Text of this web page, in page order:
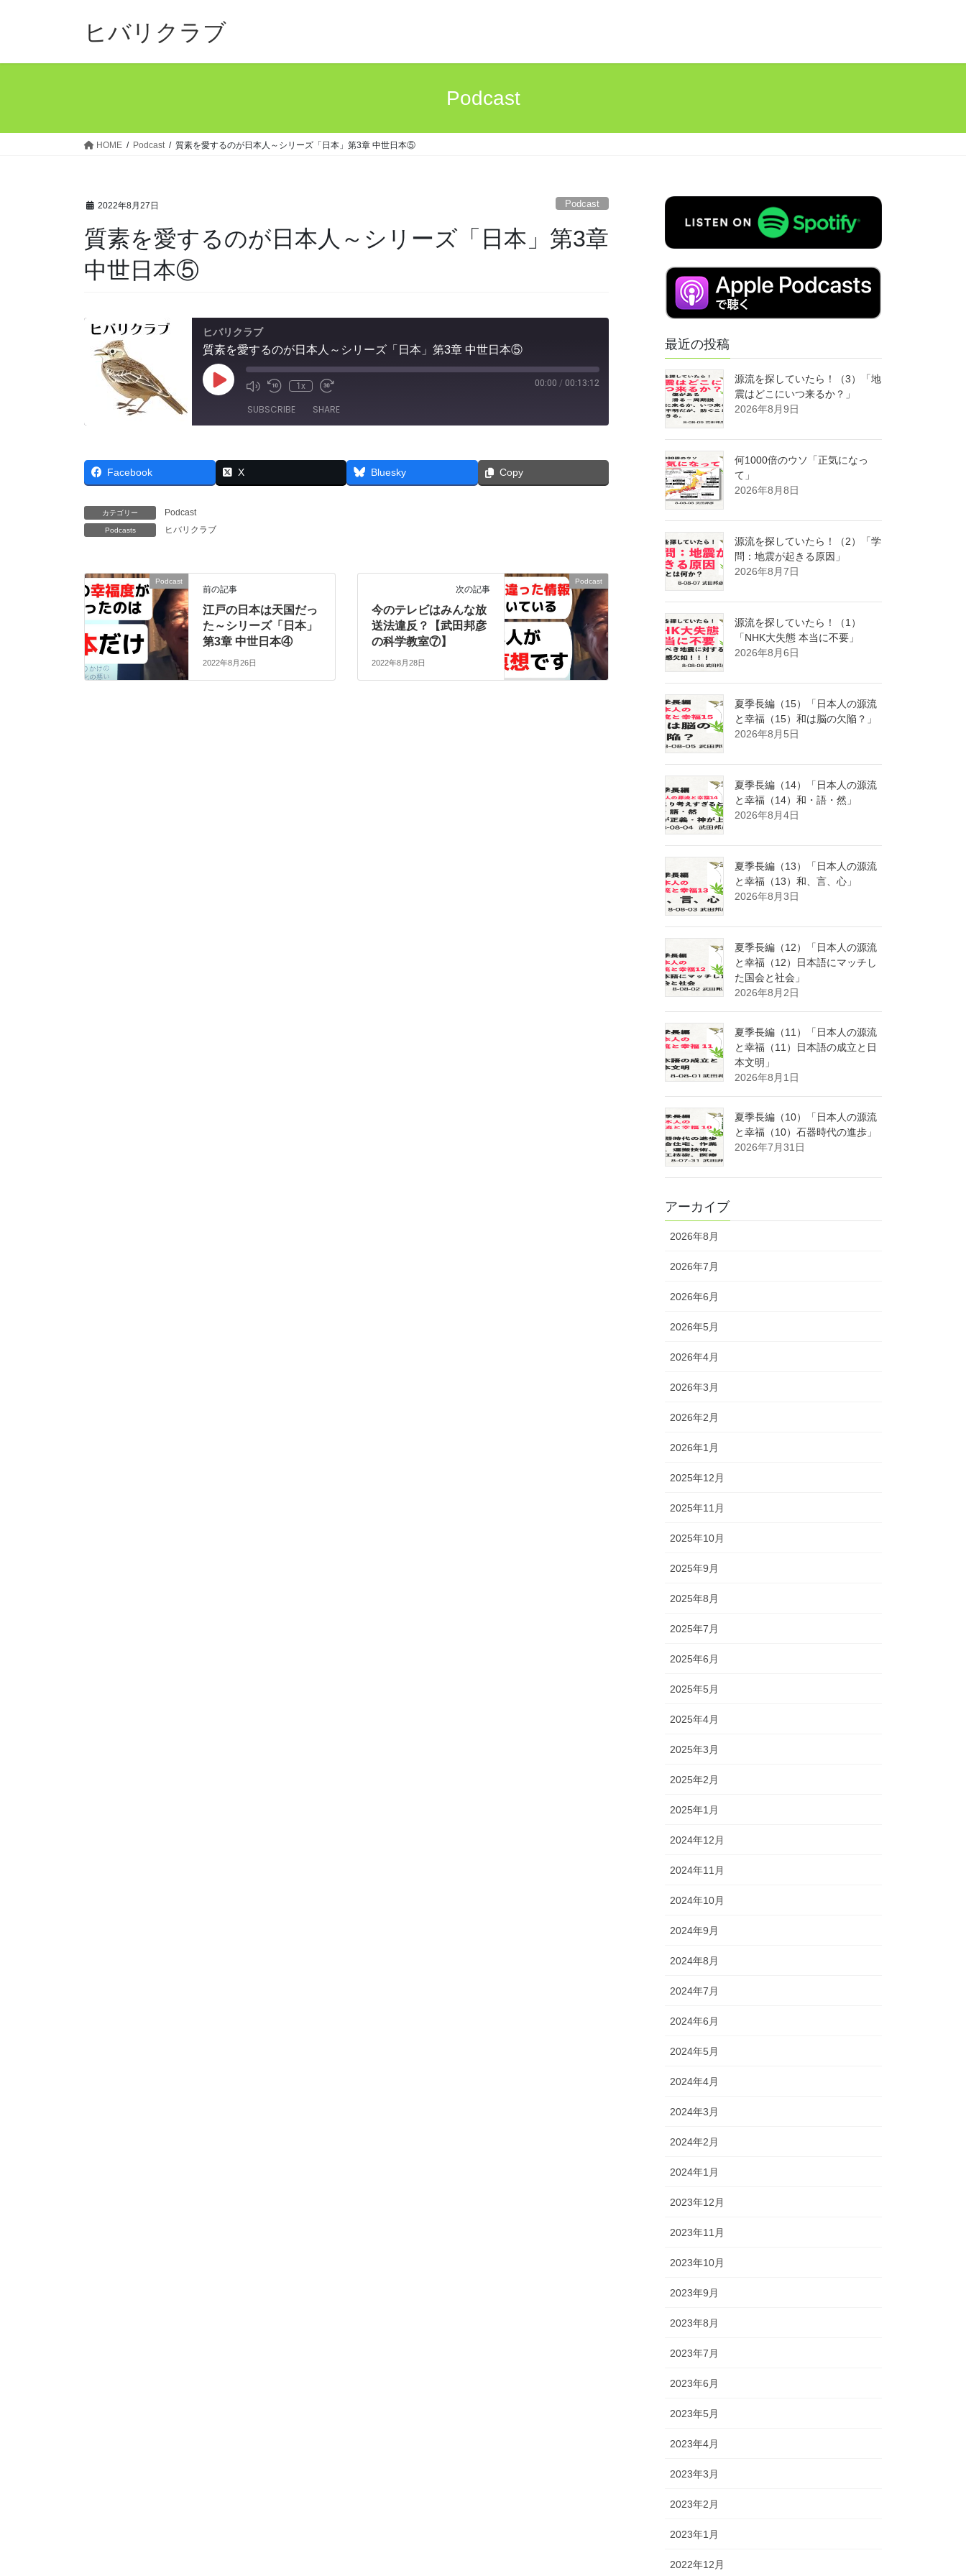
ヒバリクラブ
Podcast
HOME Podcast 質素を愛するのが日本人～シリーズ「日本」第3章 中世日本⑤
2022年8月27日 Podcast
質素を愛するのが日本人～シリーズ「日本」第3章
中世日本⑤
ヒバリクラブ
質素を愛するのが日本人～シリーズ「日本」第3章 中世日本⑤
Play
EpisodeMute/Unmute
Rewind
Seconds
1x
Fast
30
seconds
00:00 / 00:13:12
SUBSCRIBE SHARE
RSS FEED
LINK
EMBED
Facebook X Bluesky Copy
カテゴリー Podcast
Podcasts ヒバリクラブ
Podcast
前の記事
江戸の日本は天国だっ
た～シリーズ「日本」
第3章 中世日本④
2022年8月26日
Podcast
次の記事
今のテレビはみんな放
送法違反？【武田邦彦
の科学教室⑦】
2022年8月28日
最近の投稿
源流を探していたら！（3）「地
震はどこにいつ来るか？」
2026年8月9日
何1000倍のウソ「正気になっ
て」
2026年8月8日
源流を探していたら！（2）「学
問：地震が起きる原因」
2026年8月7日
源流を探していたら！（1）
「NHK大失態 本当に不要」
2026年8月6日
夏季長編（15）「日本人の源流
と幸福（15）和は脳の欠陥？」
2026年8月5日
夏季長編（14）「日本人の源流
と幸福（14）和・語・然」
2026年8月4日
夏季長編（13）「日本人の源流
と幸福（13）和、言、心」
2026年8月3日
夏季長編（12）「日本人の源流
と幸福（12）日本語にマッチし
た国会と社会」
2026年8月2日
夏季長編（11）「日本人の源流
と幸福（11）日本語の成立と日
本文明」
2026年8月1日
夏季長編（10）「日本人の源流
と幸福（10）石器時代の進歩」
2026年7月31日
アーカイブ
2026年8月
2026年7月
2026年6月
2026年5月
2026年4月
2026年3月
2026年2月
2026年1月
2025年12月
2025年11月
2025年10月
2025年9月
2025年8月
2025年7月
2025年6月
2025年5月
2025年4月
2025年3月
2025年2月
2025年1月
2024年12月
2024年11月
2024年10月
2024年9月
2024年8月
2024年7月
2024年6月
2024年5月
2024年4月
2024年3月
2024年2月
2024年1月
2023年12月
2023年11月
2023年10月
2023年9月
2023年8月
2023年7月
2023年6月
2023年5月
2023年4月
2023年3月
2023年2月
2023年1月
2022年12月